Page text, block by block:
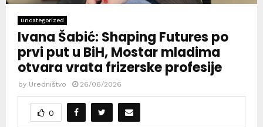
Uncategorized
Ivana Šabić: Shaping Futures po
prvi put u BiH, Mostar mladima
otvara vrata frizerske profesije
by Uredništvo 26/06/2026
0